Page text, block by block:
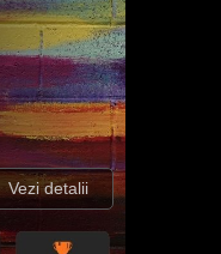
Vezi detalii